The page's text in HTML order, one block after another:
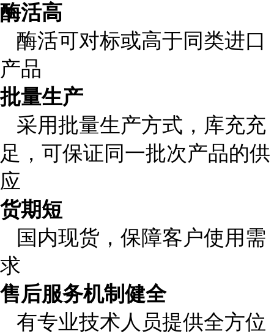
酶活高
酶活可对标或高于同类进口
产品
批量生产
采用批量生产方式，库充充
足，可保证同一批次产品的供
应
货期短
国内现货，保障客户使用需
求
售后服务机制健全
有专业技术人员提供全方位